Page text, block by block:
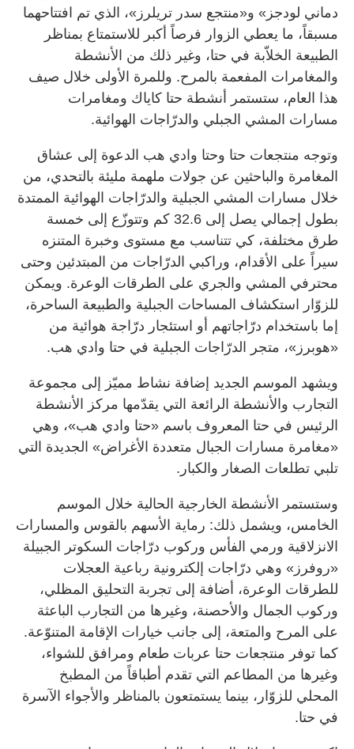
دماني لودجز» و«منتجع سدر تريلرز»، الذي تم افتتاحهما
مسبقاً، ما يعطي الزوار فرصاً أكبر للاستمتاع بمناظر
الطبيعة الخلاّبة في حتا، وغير ذلك من الأنشطة
والمغامرات المفعمة بالمرح. وللمرة الأولى خلال صيف
هذا العام، ستستمر أنشطة حتا كاياك ومغامرات
مسارات المشي الجبلي والدرّاجات الهوائية.
وتوجه منتجعات حتا وحتا وادي هب الدعوة إلى عشاق
المغامرة والباحثين عن جولات ملهمة مليئة بالتحدي، من
خلال مسارات المشي الجبلية والدرّاجات الهوائية الممتدة
بطول إجمالي يصل إلى 32.6 كم وتتوزّع إلى خمسة
طرق مختلفة، كي تتناسب مع مستوى وخبرة المتنزه
سيراً على الأقدام، وراكبي الدرّاجات من المبتدئين وحتى
محترفي المشي والجري على الطرقات الوعرة. ويمكن
للزوّار استكشاف المساحات الجبلية والطبيعة الساحرة،
إما باستخدام درّاجاتهم أو استئجار درّاجة هوائية من
«هوبرز»، متجر الدرّاجات الجبلية في حتا وادي هب.
ويشهد الموسم الجديد إضافة نشاط مميّز إلى مجموعة
التجارب والأنشطة الرائعة التي يقدّمها مركز الأنشطة
الرئيس في حتا المعروف باسم «حتا وادي هب»، وهي
«مغامرة مسارات الجبال متعددة الأغراض» الجديدة التي
تلبي تطلعات الصغار والكبار.
وستستمر الأنشطة الخارجية الحالية خلال الموسم
الخامس، ويشمل ذلك: رماية الأسهم بالقوس والمسارات
الانزلاقية ورمي الفأس وركوب درّاجات السكوتر الجبيلة
«روفرز» وهي درّاجات إلكترونية رباعية العجلات
للطرقات الوعرة، أضافة إلى تجربة التحليق المظلي،
وركوب الجمال والأحصنة، وغيرها من التجارب الباعثة
على المرح والمتعة، إلى جانب خيارات الإقامة المتنوّعة.
كما توفر منتجعات حتا عربات طعام ومرافق للشواء،
وغيرها من المطاعم التي تقدم أطباقاً من المطبخ
المحلي للزوّار، بينما يستمتعون بالمناظر والأجواء الآسرة
في حتا.